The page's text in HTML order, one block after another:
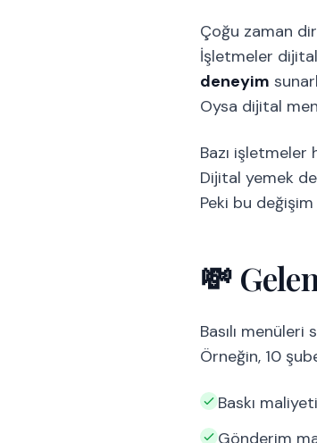
Çoğu zaman
İşletmeler
deneyim
Oysa dijital
Bazı
Dijital yemek
Peki bu
💸
Basılı
Örneğin, 10
Baskı
Gönderim